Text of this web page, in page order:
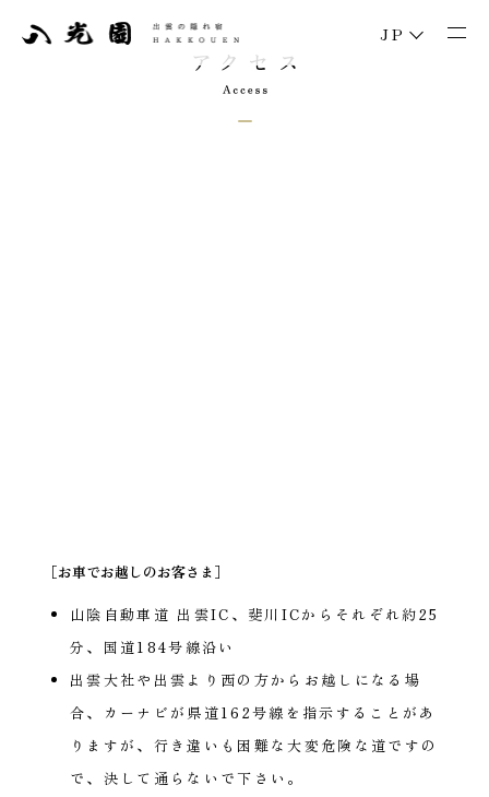
［お車でお越しのお客さま］
山陰自動車道 出雲IC、斐川ICからそれぞれ約25
分、国道184号線沿い
出雲大社や出雲より西の方からお越しになる場
合、カーナビが県道162号線を指示することがあ
りますが、行き違いも困難な大変危険な道ですの
で、決して通らないで下さい。